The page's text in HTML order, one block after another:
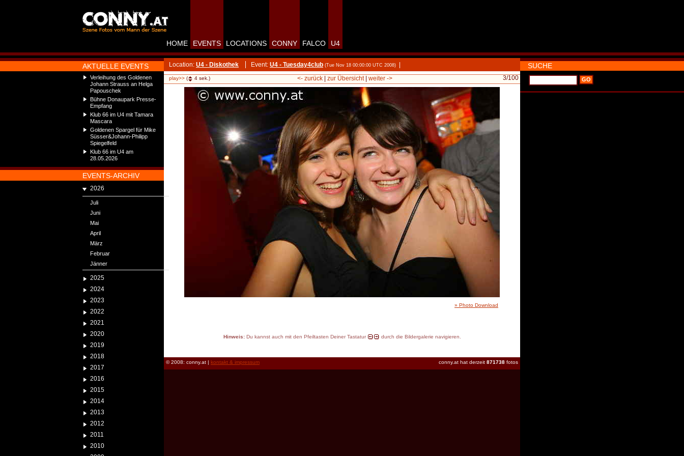
AKTUELLE EVENTS
Verleihung des Goldenen
Johann Strauss an Helga
Papouschek
Bühne Donaupark Presse-
Empfang
Klub 66 im U4 mit Tamara
Mascara
Goldenen Spargel für Mike
Süsser&Johann-Philipp
Spiegelfeld
Klub 66 im U4 am
28.05.2026
EVENTS-ARCHIV
2026
Juli
Juni
Mai
April
März
Februar
Jänner
2025
2024
2023
2022
2021
2020
2019
2018
2017
2016
2015
2014
2013
2012
2011
2010
HOME EVENTS LOCATIONS CONNY FALCO U4
Location: U4 - Diskothek Event: U4 - Tuesday4club (Tue Nov 18 00:00:00 UTC 2008)
play>> ( 4 sek.) 3/100
<- zurück| zur Übersicht| weiter ->
» Photo Download
Hinweis:Du kannst auch mit den Pfeiltasten Deiner Tastatur durch die Bildergalerie navigieren.
conny.at hat derzeit 871738 fotos
© 2008: conny.at | kontakt & impressum
SUCHE